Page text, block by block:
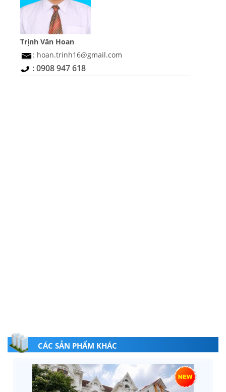
Trịnh Văn Hoan
: hoan.trinh16@gmail.com
: 0908 947 618
CÁC SẢN PHẨM KHÁC